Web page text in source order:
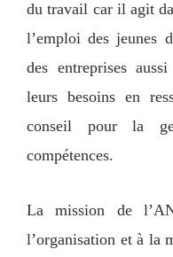
du travail car il agit
l’emploi des jeunes
des entreprises
leurs besoins en
conseil pour la
compétences.
La mission de
l’organisation et à la